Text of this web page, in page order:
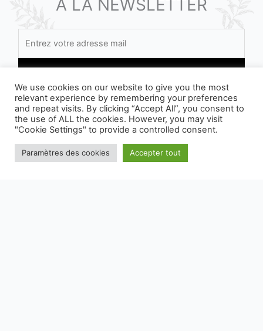
À LA NEWSLETTER
En vous inscrivant, vous acceptez nos conditions
We use cookies on our website to give you the most
relevant experience by remembering your preferences
and repeat visits. By clicking “Accept All”, you consent to
the use of ALL the cookies. However, you may visit
"Cookie Settings" to provide a controlled consent.
Paramètres des cookies Accepter tout